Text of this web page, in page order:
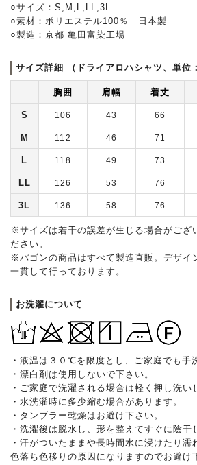
○サイズ：S,M,L,LL,3L
○素材：ポリエステル100％ 日本製
○製造：京都 亀田富染工場
サイズ詳細 （ドライアロハシャツ、単位
胸囲 肩幅 着丈
S 106 43 66
M 112 46 71
L 118 49 73
LL 126 53 76
3L 136 58 76
※サイズは若干の誤差が生じる場合がござ
ださい。
※パゴンの商品はすべて製造直販。デザイ
一貫して行っております。
お洗濯について
・液温は３０℃を限度とし、ご家庭でも手
・漂白剤は使用しないで下さい。
・ご家庭で洗濯される場合は軽く押し洗い
・水洗濯時に多少縮む場合があります。
・タンブラー乾燥はお避け下さい。
・洗濯後は脱水し、形を整えてすぐに陰干
・汗がついたままや長時間水に浸けたり濡
色落ち色移りの原因になりますのでお避け